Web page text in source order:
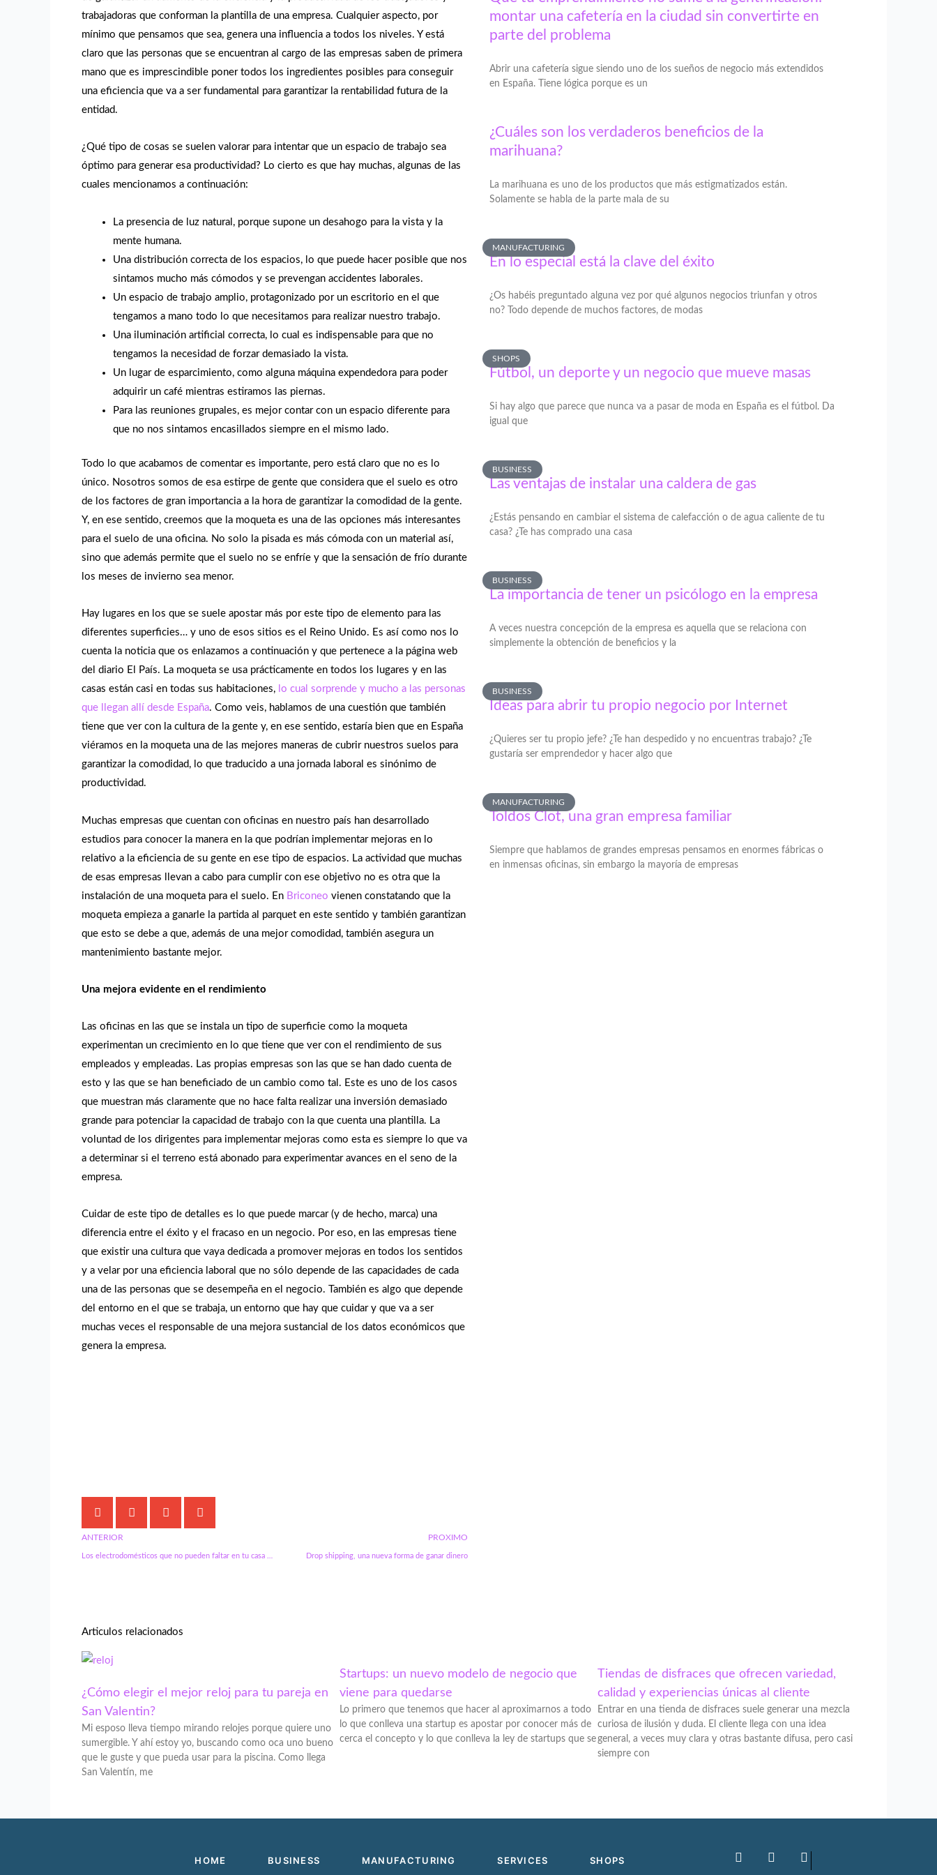
trabajadoras que conforman la plantilla de una empresa. Cualquier aspecto, por
mínimo que pensamos que sea, genera una influencia a todos los niveles. Y está
claro que las personas que se encuentran al cargo de las empresas saben de primera
mano que es imprescindible poner todos los ingredientes posibles para conseguir
una eficiencia que va a ser fundamental para garantizar la rentabilidad futura de la
entidad.
¿Qué tipo de cosas se suelen valorar para intentar que un espacio de trabajo sea
óptimo para generar esa productividad? Lo cierto es que hay muchas, algunas de las
cuales mencionamos a continuación:
La presencia de luz natural, porque supone un desahogo para la vista y la
mente humana.
Una distribución correcta de los espacios, lo que puede hacer posible que nos
sintamos mucho más cómodos y se prevengan accidentes laborales.
Un espacio de trabajo amplio, protagonizado por un escritorio en el que
tengamos a mano todo lo que necesitamos para realizar nuestro trabajo.
Una iluminación artificial correcta, lo cual es indispensable para que no
tengamos la necesidad de forzar demasiado la vista.
Un lugar de esparcimiento, como alguna máquina expendedora para poder
adquirir un café mientras estiramos las piernas.
Para las reuniones grupales, es mejor contar con un espacio diferente para
que no nos sintamos encasillados siempre en el mismo lado.
Todo lo que acabamos de comentar es importante, pero está claro que no es lo
único. Nosotros somos de esa estirpe de gente que considera que el suelo es otro
de los factores de gran importancia a la hora de garantizar la comodidad de la gente.
Y, en ese sentido, creemos que la moqueta es una de las opciones más interesantes
para el suelo de una oficina. No solo la pisada es más cómoda con un material así,
sino que además permite que el suelo no se enfríe y que la sensación de frío durante
los meses de invierno sea menor.
Hay lugares en los que se suele apostar más por este tipo de elemento para las
diferentes superficies… y uno de esos sitios es el Reino Unido. Es así como nos lo
cuenta la noticia que os enlazamos a continuación y que pertenece a la página web
del diario El País. La moqueta se usa prácticamente en todos los lugares y en las
casas están casi en todas sus habitaciones, lo cual sorprende y mucho a las personas
que llegan allí desde España. Como veis, hablamos de una cuestión que también
tiene que ver con la cultura de la gente y, en ese sentido, estaría bien que en España
viéramos en la moqueta una de las mejores maneras de cubrir nuestros suelos para
garantizar la comodidad, lo que traducido a una jornada laboral es sinónimo de
productividad.
Muchas empresas que cuentan con oficinas en nuestro país han desarrollado
estudios para conocer la manera en la que podrían implementar mejoras en lo
relativo a la eficiencia de su gente en ese tipo de espacios. La actividad que muchas
de esas empresas llevan a cabo para cumplir con ese objetivo no es otra que la
instalación de una moqueta para el suelo. En Briconeo vienen constatando que la
moqueta empieza a ganarle la partida al parquet en este sentido y también garantizan
que esto se debe a que, además de una mejor comodidad, también asegura un
mantenimiento bastante mejor.
Una mejora evidente en el rendimiento
Las oficinas en las que se instala un tipo de superficie como la moqueta
experimentan un crecimiento en lo que tiene que ver con el rendimiento de sus
empleados y empleadas. Las propias empresas son las que se han dado cuenta de
esto y las que se han beneficiado de un cambio como tal. Este es uno de los casos
que muestran más claramente que no hace falta realizar una inversión demasiado
grande para potenciar la capacidad de trabajo con la que cuenta una plantilla. La
voluntad de los dirigentes para implementar mejoras como esta es siempre lo que va
a determinar si el terreno está abonado para experimentar avances en el seno de la
empresa.
Cuidar de este tipo de detalles es lo que puede marcar (y de hecho, marca) una
diferencia entre el éxito y el fracaso en un negocio. Por eso, en las empresas tiene
que existir una cultura que vaya dedicada a promover mejoras en todos los sentidos
y a velar por una eficiencia laboral que no sólo depende de las capacidades de cada
una de las personas que se desempeña en el negocio. También es algo que depende
del entorno en el que se trabaja, un entorno que hay que cuidar y que va a ser
muchas veces el responsable de una mejora sustancial de los datos económicos que
genera la empresa.
ANTERIOR PROXIMO
Drop shipping, una nueva forma de ganar dinero
montar una cafetería en la ciudad sin convertirte en
parte del problema
Abrir una cafetería sigue siendo uno de los sueños de negocio más extendidos
en España. Tiene lógica porque es un
¿Cuáles son los verdaderos beneficios de la
marihuana?
La marihuana es uno de los productos que más estigmatizados están.
Solamente se habla de la parte mala de su
MANUFACTURING
En lo especial está la clave del éxito
¿Os habéis preguntado alguna vez por qué algunos negocios triunfan y otros
no? Todo depende de muchos factores, de modas
SHOPS
Fútbol, un deporte y un negocio que mueve masas
Si hay algo que parece que nunca va a pasar de moda en España es el fútbol. Da
igual que
BUSINESS
Las ventajas de instalar una caldera de gas
¿Estás pensando en cambiar el sistema de calefacción o de agua caliente de tu
casa? ¿Te has comprado una casa
BUSINESS
La importancia de tener un psicólogo en la empresa
A veces nuestra concepción de la empresa es aquella que se relaciona con
simplemente la obtención de beneficios y la
BUSINESS
Ideas para abrir tu propio negocio por Internet
¿Quieres ser tu propio jefe? ¿Te han despedido y no encuentras trabajo? ¿Te
gustaría ser emprendedor y hacer algo que
MANUFACTURING
Toldos Clot, una gran empresa familiar
Siempre que hablamos de grandes empresas pensamos en enormes fábricas o
en inmensas oficinas, sin embargo la mayoría de empresas
Articulos relacionados
¿Cómo elegir el mejor reloj para tu pareja en
San Valentin?
Mi esposo lleva tiempo mirando relojes porque quiere uno
sumergible. Y ahí estoy yo, buscando como oca uno bueno
que le guste y que pueda usar para la piscina. Como llega
San Valentín, me
Startups: un nuevo modelo de negocio que
viene para quedarse
Lo primero que tenemos que hacer al aproximarnos a todo
lo que conlleva una startup es apostar por conocer más de
cerca el concepto y lo que conlleva la ley de startups que se
Tiendas de disfraces que ofrecen variedad,
calidad y experiencias únicas al cliente
Entrar en una tienda de disfraces suele generar una mezcla
curiosa de ilusión y duda. El cliente llega con una idea
general, a veces muy clara y otras bastante difusa, pero casi
siempre con
HOME BUSINESS MANUFACTURING SERVICES SHOPS
F
T
I